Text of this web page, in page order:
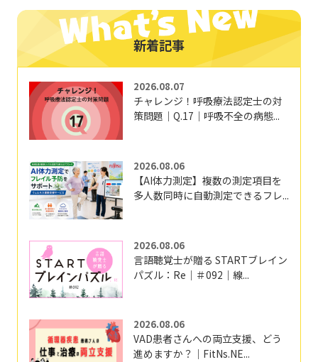
新着記事
2026.08.07
チャレンジ！呼吸療法認定士の対
策問題｜Q.17｜呼吸不全の病態...
2026.08.06
【AI体力測定】複数の測定項目を
多人数同時に自動測定できるフレ...
2026.08.06
言語聴覚士が贈る STARTブレイン
パズル：Re｜＃092｜線...
2026.08.06
VAD患者さんへの両立支援、どう
進めますか？｜FitNs.NE...